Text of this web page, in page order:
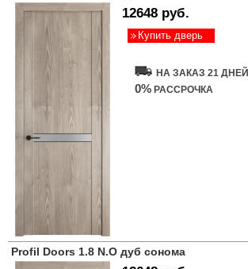
12648 руб.
Купить дверь
НА ЗАКАЗ 21 ДНЕЙ
0% РАССРОЧКА
Profil Doors 1.8 N.O дуб сонома